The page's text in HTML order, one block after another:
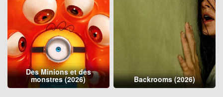
Des Minions et des
monstres (2026) Backrooms (2026)